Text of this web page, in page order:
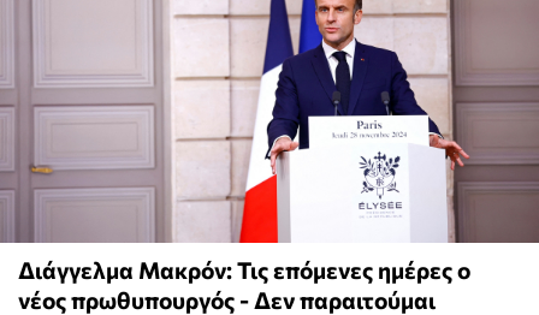
Διάγγελμα Μακρόν: Τις επόμενες ημέρες ο
νέος πρωθυπουργός - Δεν παραιτούμαι